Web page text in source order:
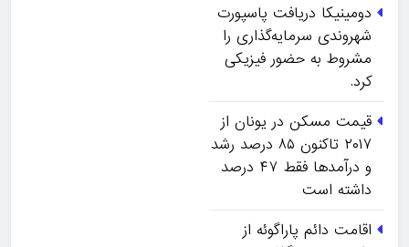
دومینیکا دریافت پاسپورت
شهروندی سرمایه‌گذاری را
مشروط به حضور فیزیکی
کرد.
قیمت مسکن در یونان از
۲۰۱۷ تاکنون ۸۵ درصد رشد
و درآمدها فقط ۴۷ درصد
داشته است
اقامت دائم پاراگوئه از